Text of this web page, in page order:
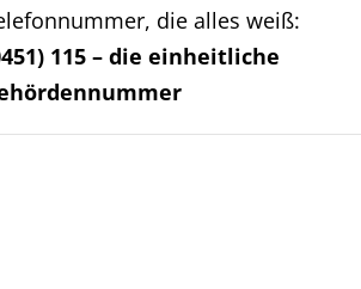
die alles weiß:
115 – die einheitliche